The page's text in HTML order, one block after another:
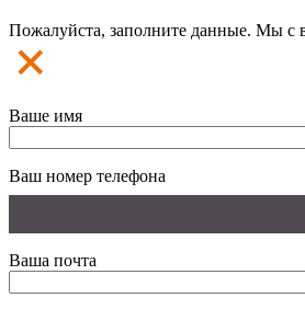
Пожалуйста, заполните данные. Мы с
Ваше имя
Ваш номер телефона
Ваша почта